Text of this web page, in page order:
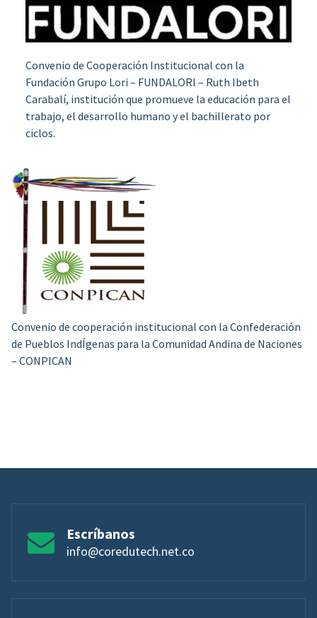
Convenio de Cooperación Institucional con la
Fundación Grupo Lori – FUNDALORI – Ruth Ibeth
Carabalí, institución que promueve la educación para el
trabajo, el desarrollo humano y el bachillerato por
ciclos.
Convenio de cooperación institucional con la Confederación
de Pueblos IndÍgenas para la Comunidad Andina de Naciones
– CONPICAN
Escríbanos
info@coredutech.net.co